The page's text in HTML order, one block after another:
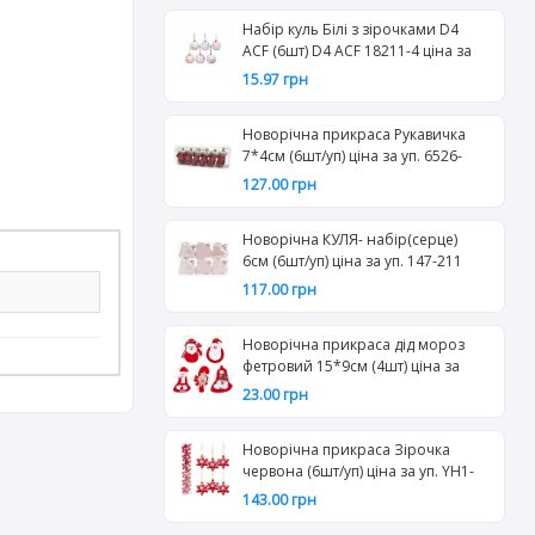
Набір куль Білі з зірочками D4
АCF (6шт) D4 АCF 18211-4 ціна за
уп. 12-94
15.97 грн
Новорічна прикраса Рукавичка
7*4см (6шт/уп) ціна за уп. 6526-
272
127.00 грн
Новорічна КУЛЯ- набір(серце)
6см (6шт/уп) ціна за уп. 147-211
117.00 грн
Новорічна прикраса дід мороз
фетровий 15*9см (4шт) ціна за
шт. 12-125
23.00 грн
Новорічна прикраса Зірочка
червона (6шт/уп) ціна за уп. YH1-
75
143.00 грн